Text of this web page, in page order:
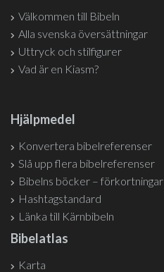
Välkommen till Bibeln
Alla svenska översättningar
Uttryck och stilfigurer
Vad är en Kiasm?
Hjälpmedel
Konvertera bibelreferenser
Slå upp flera bibelreferenser
Bibelns böcker – förkortningar
Hashtagstandard
Länka till Kärnbibeln
Bibelatlas
Karta